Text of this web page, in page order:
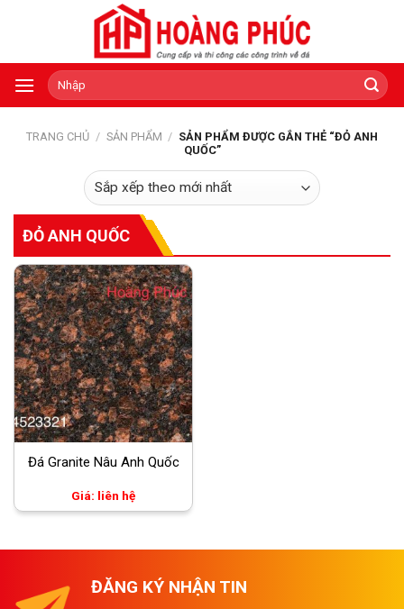
Tìm
kiếm:
TRANG CHỦ / SẢN PHẨM / SẢN PHẨM ĐƯỢC GẮN THẺ “ĐỎ ANH
QUỐC”
ĐỎ ANH QUỐC
Đá Granite Nâu Anh Quốc
Giá: liên hệ
ĐĂNG KÝ NHẬN TIN